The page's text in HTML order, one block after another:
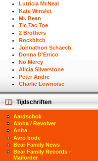
Lutricia McNeal
Kate Winslet
Mr. Bean
Tic Tac Toe
2 Brothers
Rockbitch
Johnathon Schaech
Donna D'Errico
No Mercy
Alicia Silverstone
Peter Andre
Charlie Lownoise
Tijdschriften
Aardschok
Aloha / Revolver
Anita
Avro bode
Bear Family News
Bear Family Records -
Mailorder